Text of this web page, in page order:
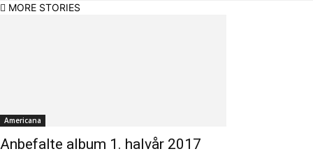
MORE STORIES
Americana
Anbefalte album 1. halvår 2017